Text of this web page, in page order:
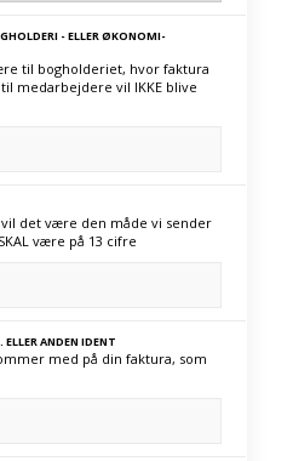
- ELLER ØKONOMI-
til bogholderiet, hvor faktura
medarbejdere vil IKKE blive
vil det være den måde vi sender
være på 13 cifre
ELLER ANDEN IDENT
med på din faktura, som